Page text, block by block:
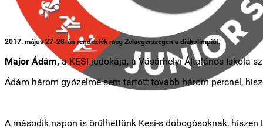
2017. május 27-28-án rendezték meg Zalaegerszegen a diákolimpiát.
Major Ádám,a KESI judokája, a Vásárhelyi Általános Iskola
Ádám három győzelme sem tartott tovább három percnél,
A második napon is örülhettünk Kesi-s dobogósoknak,